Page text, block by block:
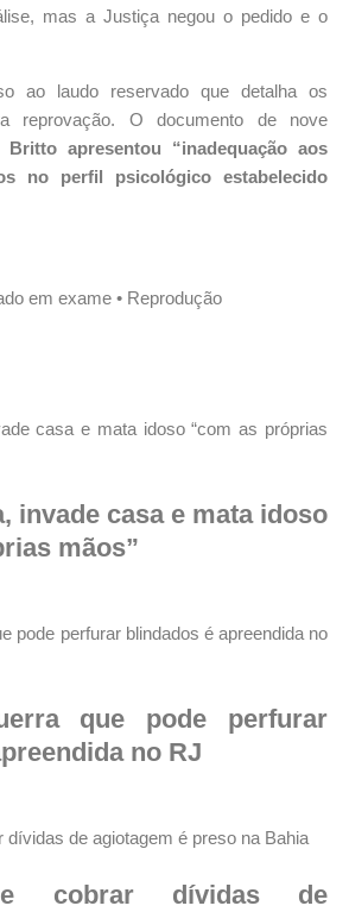
mas a Justiça negou o pedido e o
ao laudo reservado que detalha os
reprovação. O documento de nove
Britto apresentou “inadequação aos
no perfil psicológico estabelecido
em exame • Reprodução
invade casa e mata idoso
mãos”
que pode perfurar
no RJ
cobrar dívidas de